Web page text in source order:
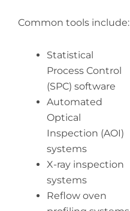
Common tools include:
Statistical
Process Control
(SPC) software
Automated
Optical
Inspection (AOI)
systems
X-ray inspection
systems
Reflow oven